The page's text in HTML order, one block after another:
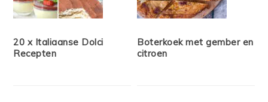
20 x Italiaanse Dolci
Recepten
Boterkoek met gember en
citroen